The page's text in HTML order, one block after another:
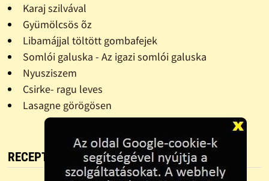
Karaj szilvával
Gyümölcsös õz
Libamájjal töltött gombafejek
Somlói galuska - Az igazi somlói galuska
Nyusziszem
Csirke- ragu leves
Lasagne görögösen
RECEPT FOTÓ